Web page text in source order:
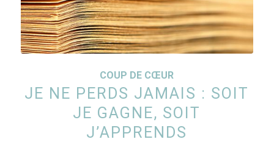
COUP DE CŒUR
JE NE PERDS JAMAIS : SOIT
JE GAGNE, SOIT
J’APPRENDS